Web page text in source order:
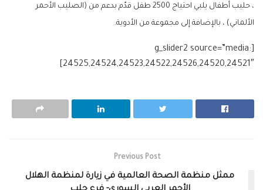
، حليب أطفال يلبي احتياج 2500 طفل قدّم بدعم من (الصليب الأحمر
الألماني) ، بالإضافة إلى مجموعة من الأدوية.
[g_slider2 source=”media:
24525,24524,24523,24522,24526,24520,24521″]
Previous Post
ممثل منظمة الصحة العالمية في زيارة لمنظمة الهلال